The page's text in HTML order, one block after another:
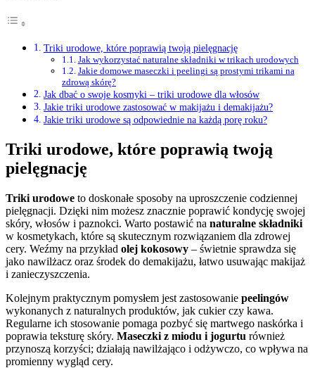
Triki urodowe, które poprawią twoją pielęgnację
Jak wykorzystać naturalne składniki w trikach urodowych
Jakie domowe maseczki i peelingi są prostymi trikami na
zdrową skórę?
Jak dbać o swoje kosmyki – triki urodowe dla włosów
Jakie triki urodowe zastosować w makijażu i demakijażu?
Jakie triki urodowe są odpowiednie na każdą porę roku?
Triki urodowe, które poprawią twoją
pielęgnację
Triki urodowe to doskonałe sposoby na uproszczenie codziennej
pielęgnacji. Dzięki nim możesz znacznie poprawić kondycję swojej
skóry, włosów i paznokci. Warto postawić na naturalne składniki
w kosmetykach, które są skutecznym rozwiązaniem dla zdrowej
cery. Weźmy na przykład olej kokosowy – świetnie sprawdza się
jako nawilżacz oraz środek do demakijażu, łatwo usuwając makijaż
i zanieczyszczenia.
Kolejnym praktycznym pomysłem jest zastosowanie peelingów
wykonanych z naturalnych produktów, jak cukier czy kawa.
Regularne ich stosowanie pomaga pozbyć się martwego naskórka i
poprawia teksturę skóry. Maseczki z miodu i jogurtu również
przynoszą korzyści; działają nawilżająco i odżywczo, co wpływa na
promienny wygląd cery.